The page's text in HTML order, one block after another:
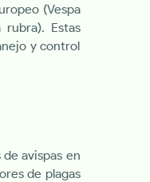
(Vespa
rubra). Estas
y control
avispas en
de plagas